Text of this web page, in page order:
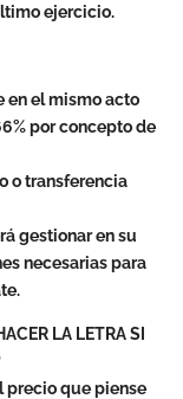
ejercicio.
en el mismo acto
por concepto de
o transferencia
gestionar en su
necesarias para
LA LETRA SI
precio que piense